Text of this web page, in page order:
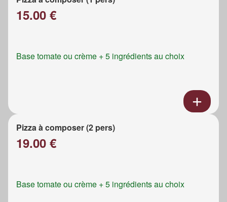
15.00 €
Base tomate ou crème + 5 ingrédients au choix
Pizza à composer (2 pers)
19.00 €
Base tomate ou crème + 5 ingrédients au choix